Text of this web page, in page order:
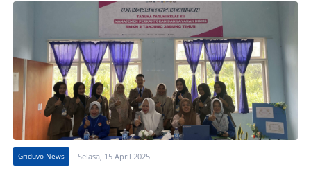
Griduvo News Selasa, 15 April 2025